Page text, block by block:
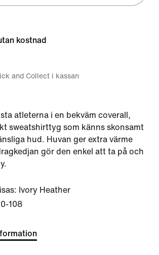
kostnad
and Collect i kassan
atleterna i en bekväm coverall,
sweatshirttyg som känns skonsamt
hud. Huvan ger extra värme
gör den enkel att ta på och
Ivory Heather
108